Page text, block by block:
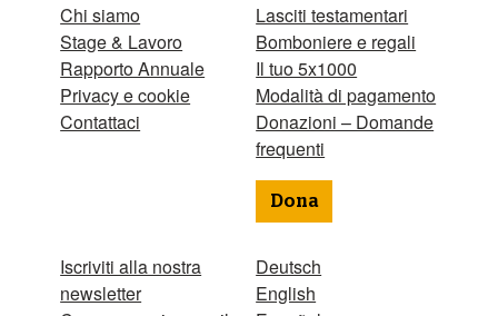
Chi siamo
Stage & Lavoro
Rapporto Annuale
Privacy e cookie
Contattaci
Iscriviti alla nostra
newsletter
Lasciti testamentari
Bomboniere e regali
Il tuo 5x1000
Modalità di pagamento
Donazioni – Domande
frequenti
Dona
Deutsch
English